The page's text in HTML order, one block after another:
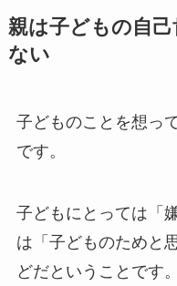
親は子どもの自
ない
子どものことを想っ
です。
子どもにとっては「
は「子どものためと
どだということです。